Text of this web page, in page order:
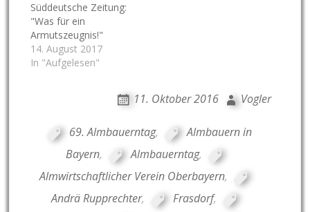
Süddeutsche Zeitung:
"Was für ein
Armutszeugnis!"
14. August 2017
In "Aufgelesen"
11. Oktober 2016 Vogler
69. Almbauerntag,
Almbauern in
Bayern, Almbauerntag,
Almwirtschaftlicher Verein Oberbayern,
Andrä Rupprechter, Frasdorf,